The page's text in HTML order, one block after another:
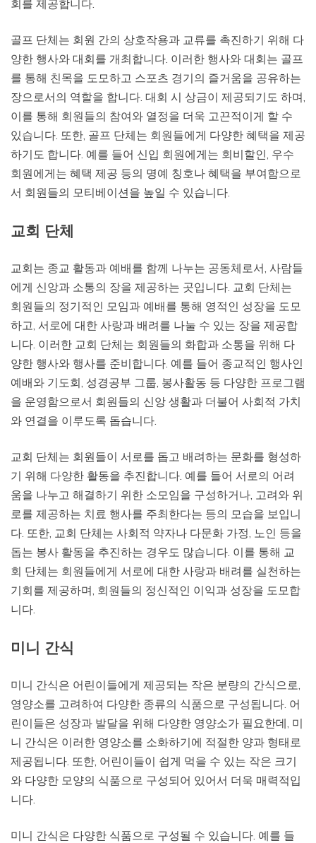
회를 제공합니다.
골프 단체는 회원 간의 상호작용과 교류를 촉진하기 위해 다
양한 행사와 대회를 개최합니다. 이러한 행사와 대회는 골프
를 통해 친목을 도모하고 스포츠 경기의 즐거움을 공유하는
장으로서의 역할을 합니다. 대회 시 상금이 제공되기도 하며,
이를 통해 회원들의 참여와 열정을 더욱 고끈적이게 할 수
있습니다. 또한, 골프 단체는 회원들에게 다양한 혜택을 제공
하기도 합니다. 예를 들어 신입 회원에게는 회비할인, 우수
회원에게는 혜택 제공 등의 명예 칭호나 혜택을 부여함으로
서 회원들의 모티베이션을 높일 수 있습니다.
교회 단체
교회는 종교 활동과 예배를 함께 나누는 공동체로서, 사람들
에게 신앙과 소통의 장을 제공하는 곳입니다. 교회 단체는
회원들의 정기적인 모임과 예배를 통해 영적인 성장을 도모
하고, 서로에 대한 사랑과 배려를 나눌 수 있는 장을 제공합
니다. 이러한 교회 단체는 회원들의 화합과 소통을 위해 다
양한 행사와 행사를 준비합니다. 예를 들어 종교적인 행사인
예배와 기도회, 성경공부 그룹, 봉사활동 등 다양한 프로그램
을 운영함으로서 회원들의 신앙 생활과 더불어 사회적 가치
와 연결을 이루도록 돕습니다.
교회 단체는 회원들이 서로를 돕고 배려하는 문화를 형성하
기 위해 다양한 활동을 추진합니다. 예를 들어 서로의 어려
움을 나누고 해결하기 위한 소모임을 구성하거나, 고려와 위
로를 제공하는 치료 행사를 주최한다는 등의 모습을 보입니
다. 또한, 교회 단체는 사회적 약자나 다문화 가정, 노인 등을
돕는 봉사 활동을 추진하는 경우도 많습니다. 이를 통해 교
회 단체는 회원들에게 서로에 대한 사랑과 배려를 실천하는
기회를 제공하며, 회원들의 정신적인 이익과 성장을 도모합
니다.
미니 간식
미니 간식은 어린이들에게 제공되는 작은 분량의 간식으로,
영양소를 고려하여 다양한 종류의 식품으로 구성됩니다. 어
린이들은 성장과 발달을 위해 다양한 영양소가 필요한데, 미
니 간식은 이러한 영양소를 소화하기에 적절한 양과 형태로
제공됩니다. 또한, 어린이들이 쉽게 먹을 수 있는 작은 크기
와 다양한 모양의 식품으로 구성되어 있어서 더욱 매력적입
니다.
미니 간식은 다양한 식품으로 구성될 수 있습니다. 예를 들